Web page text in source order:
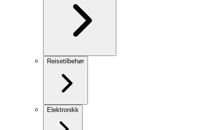
Reisetilbehør
Elektronikk